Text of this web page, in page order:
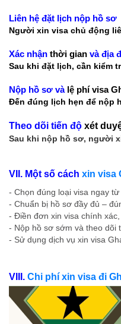
Liên hệ đặt lịch nộp hồ sơ
Người xin visa chủ động
Xác nhận thời gian và địa
Sau khi đặt lịch, cần kiểm
Nộp hồ sơ và lệ phí visa
Đến đúng lịch hẹn để nộp
Theo dõi tiến độ xét
Sau khi nộp hồ sơ, người
VII. Một số cách xin visa
- Chọn đúng loại visa ngay từ
- Chuẩn bị hồ sơ đầy đủ –
- Điền đơn xin visa chính
- Nộp hồ sơ sớm và theo dõi
- Sử dụng dịch vụ xin visa
VIII. Chi phí xin visa đi